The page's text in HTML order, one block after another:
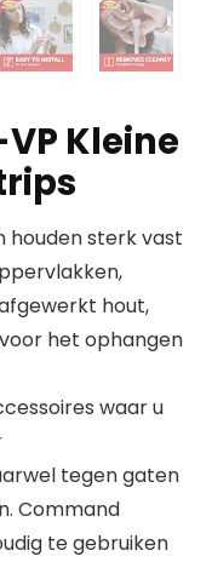
Kleine
houden sterk vast
hout,
het ophangen
waar u
tegen gaten
Command
te gebruiken